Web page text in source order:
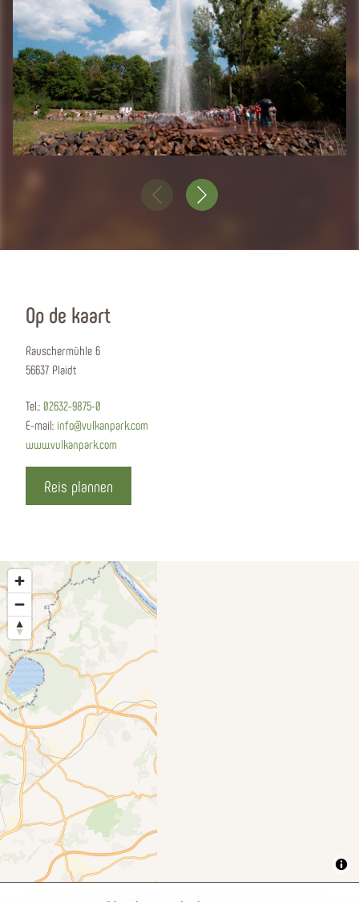
Op de kaart
Rauschermühle 6
56637 Plaidt
Tel.: 02632-9875-0
E-mail: info@vulkanpark.com
www.vulkanpark.com
Reis plannen